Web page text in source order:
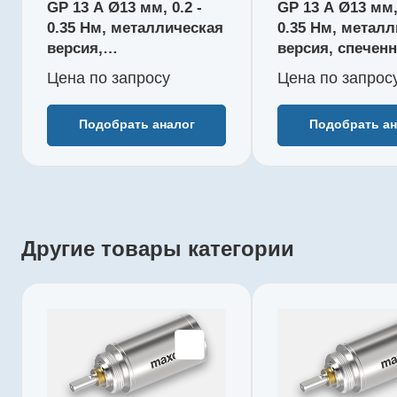
GP 13 A Ø13 мм, 0.2 -
0.35 Нм, металлическая
версия,
шарикоподшипник
144300
Цена по запросу
Подобрать аналог
Редукция
Длина редуктора L1, мм
Количество ступеней
GP 13 A Ø13
0.35 Нм,
версия,
подшипник
110317
Цена по запр
Подобрать
Редукция
КПД, %
Длина
Другие товары категории
Производитель
maxon
Артикул
218418
maxon
Артикул
218417